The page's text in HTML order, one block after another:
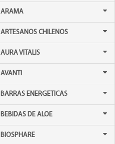
ARAMA
ARTESANOS CHILENOS
AURA VITALIS
AVANTI
BARRAS ENERGETICAS
BEBIDAS DE ALOE
BIOSPHARE